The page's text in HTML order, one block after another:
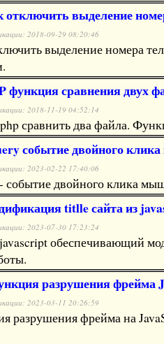
отключить выделение
2018-09-29 08:20:46
выделение номера
функция сравнения двух
2018-11-19 04:52:14
сравнить два файла.
событие двойного
2023-02-22 17:40:06
событие двойного клика
titlle сайта из
2023-07-30 17:23:24
обеспечивающий
разрушения фрейма
2023-03-11 20:26:59
разрушения фрейма на